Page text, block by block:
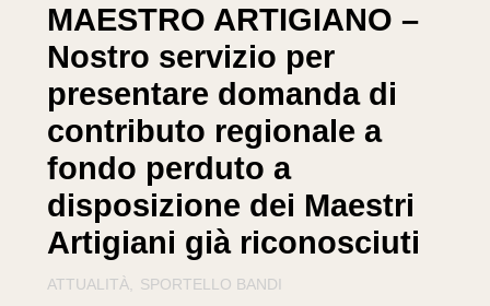
MAESTRO ARTIGIANO –
Nostro servizio per
presentare domanda di
contributo regionale a
fondo perduto a
disposizione dei Maestri
Artigiani già riconosciuti
ATTUALITÀ SPORTELLO BANDI